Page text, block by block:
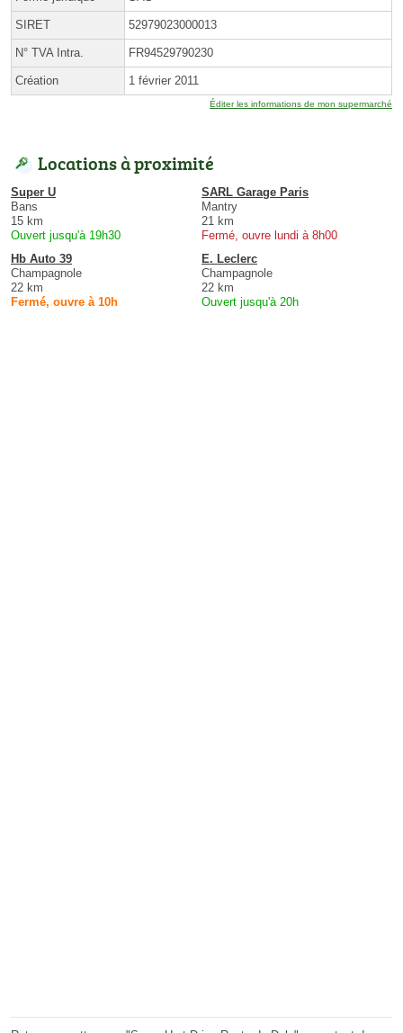
SIRET 52979023000013
N° TVA Intra. FR94529790230
Création 1 février 2011
Éditer les informations de mon supermarché
Locations à proximité
Super U
Bans
15 km
Ouvert jusqu'à 19h30
SARL Garage Paris
Mantry
21 km
Fermé, ouvre lundi à 8h00
Hb Auto 39
Champagnole
22 km
Fermé, ouvre à 10h
E. Leclerc
Champagnole
22 km
Ouvert jusqu'à 20h